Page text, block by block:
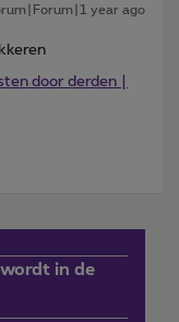
year ago
door derden |
in de